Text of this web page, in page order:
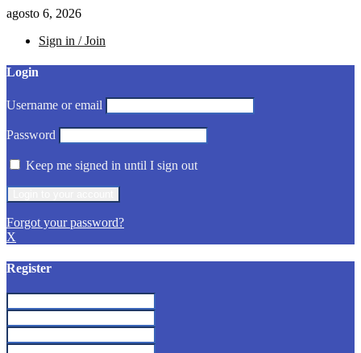
agosto 6, 2026
Sign in / Join
Login
Username or email
Password
Keep me signed in until I sign out
Forgot your password?
X
Register